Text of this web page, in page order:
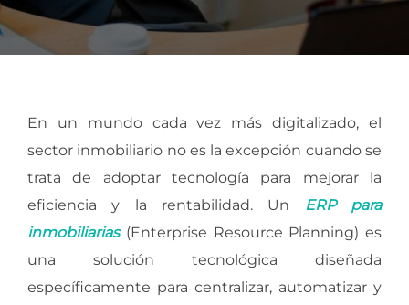
En un mundo cada vez más digitalizado, el
sector inmobiliario no es la excepción cuando se
trata de adoptar tecnología para mejorar la
eficiencia y la rentabilidad. Un ERP para
inmobiliarias(Enterprise Resource Planning) es
una solución tecnológica diseñada
específicamente para centralizar, automatizar y